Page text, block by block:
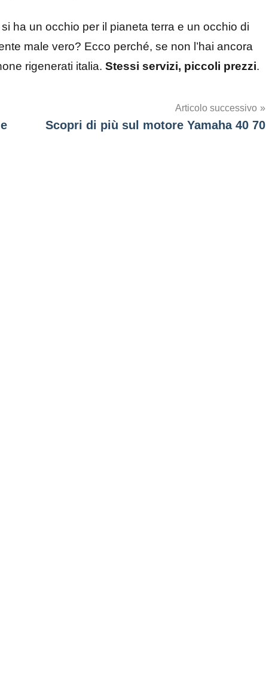
ha un occhio per il pianeta terra e un occhio di
male vero? Ecco perché, se non l’hai ancora
rigenerati italia. Stessi servizi, piccoli prezzi.
Articolo successivo
Scopri di più sul motore Yamaha 40 70